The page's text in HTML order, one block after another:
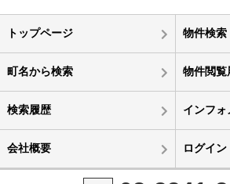
トップページ 物件検索
町名から検索 物件閲覧
検索履歴 インフ
会社概要 ログイン